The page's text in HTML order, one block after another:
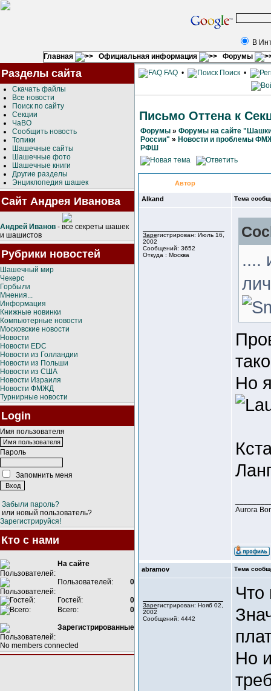
В
Главная
Официальная информация Форумы
Разделы сайта
Скачать файлы
Все новости
Поиск по сайту
Секции
ЧаВО
Сообщить новость
Топики
Шашечные сайты
Шашечные фото
Шашечные книги
Другие разделы
Энциклопедия шашек
Сайт Андрея Иванова
Андрей Иванов - все секреты шашек
и шашистов
Рубрики новостей
Шашечный мир
Чекерс
Горбыли
Мнения...
Информация
Книжные новинки
Компьютерные новости
Московские новости
Новости
Новости EDC
Новости из Голландии
Новости из Польши
Новости из США
Новости Израиля
Новости ФМЖД
Турнирные новости
Login
Имя пользователя
Пароль
Запомнить меня
Забыли пароль?
или новый пользователь?
Зарегистрируйся!
Кто с нами
На сайте
Пользователей: 0
Гостей:
0
Всего:
0
Зарегистрированные
No members connected
FAQ • Поиск •
Письмо Оттена к
Форумы » Форумы на сайте
России" » Новости и проблемы
РФШ
Автор
Alkand Тема
Зарегистрирован: Июль 16,
2002
Сообщений: 3652
Откуда : Москва
....
Но
Aurora
abramov Тема
Зарегистрирован: Нояб 02,
2002
Сообщений: 4442
Что
Но